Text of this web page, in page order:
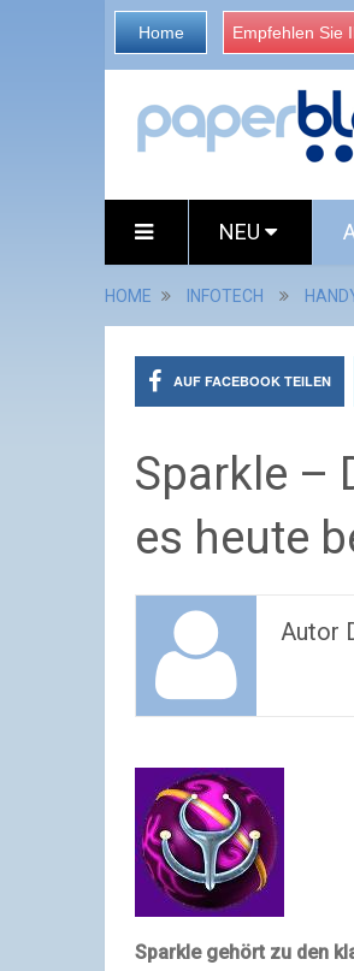
Home Empfehlen Sie
NEU
HOME INFOTECH
AUF FACEBOOK TEILEN
Sparkle –
es heute
Autor
Sparkle gehört zu den